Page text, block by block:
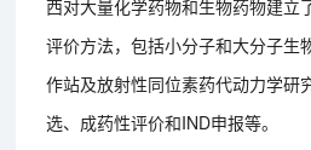
西对大量化学药物和生物药物建立
评价方法，包括小分子和大分子生
作站及放射性同位素药代动力学研
选、成药性评价和IND申报等。